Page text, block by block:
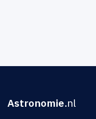
Astronomie.nl